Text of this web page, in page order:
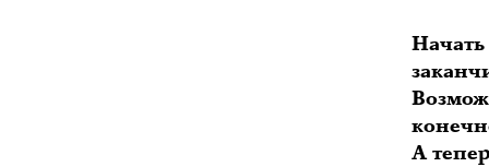
Начать
А